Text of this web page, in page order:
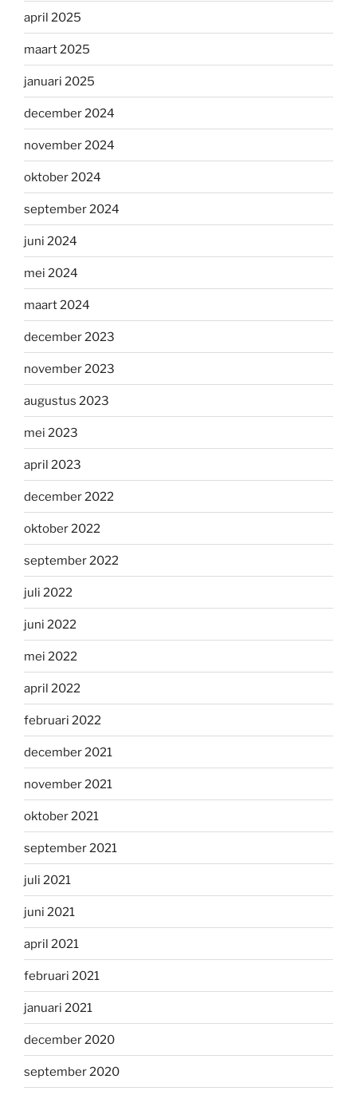
april 2025
maart 2025
januari 2025
december 2024
november 2024
oktober 2024
september 2024
juni 2024
mei 2024
maart 2024
december 2023
november 2023
augustus 2023
mei 2023
april 2023
december 2022
oktober 2022
september 2022
juli 2022
juni 2022
mei 2022
april 2022
februari 2022
december 2021
november 2021
oktober 2021
september 2021
juli 2021
juni 2021
april 2021
februari 2021
januari 2021
december 2020
september 2020